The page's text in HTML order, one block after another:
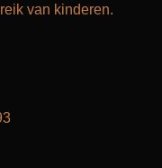
van kinderen.